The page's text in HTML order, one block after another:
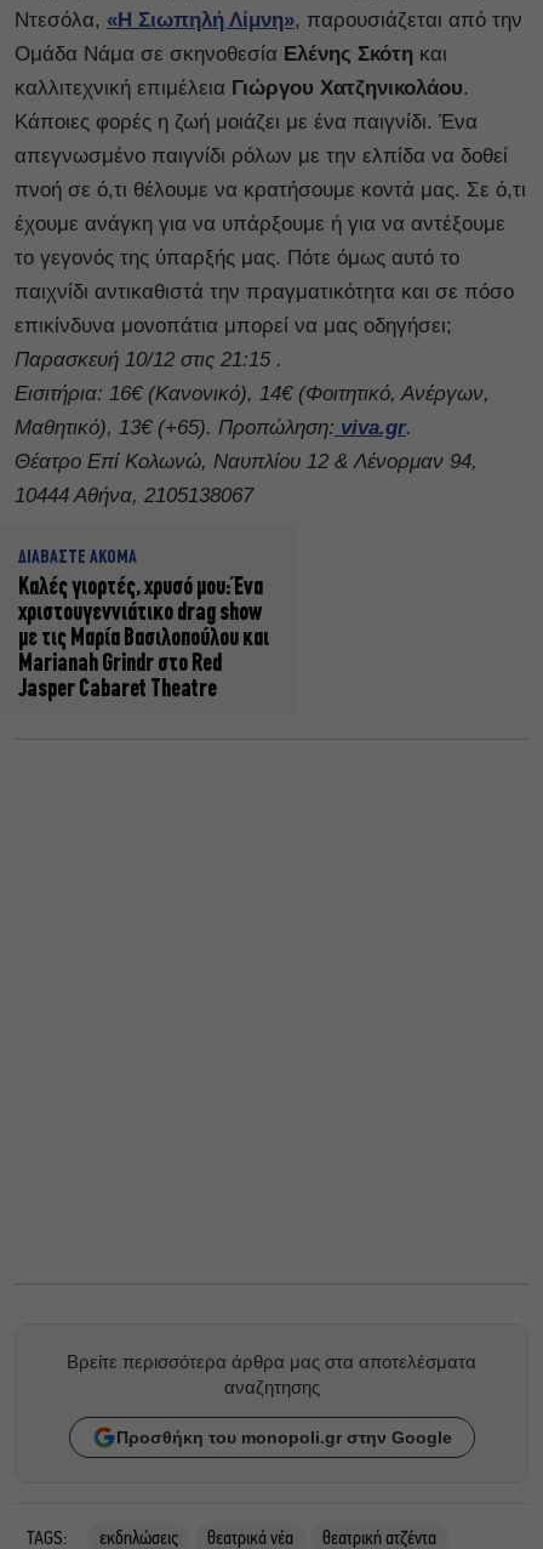
Ντεσόλα, «Η Σιωπηλή Λίμνη», παρουσιάζεται από την
Ομάδα Νάμα σε σκηνοθεσία Ελένης Σκότη και
καλλιτεχνική επιμέλεια Γιώργου Χατζηνικολάου.
Κάποιες φορές η ζωή μοιάζει με ένα παιγνίδι. Ένα
απεγνωσμένο παιγνίδι ρόλων με την ελπίδα να δοθεί
πνοή σε ό,τι θέλουμε να κρατήσουμε κοντά μας. Σε ό,τι
έχουμε ανάγκη για να υπάρξουμε ή για να αντέξουμε
το γεγονός της ύπαρξής μας. Πότε όμως αυτό το
παιχνίδι αντικαθιστά την πραγματικότητα και σε πόσο
επικίνδυνα μονοπάτια μπορεί να μας οδηγήσει;
Παρασκευή 10/12 στις 21:15 .
Εισιτήρια: 16€ (Κανονικό), 14€ (Φοιτητικό, Ανέργων,
Μαθητικό), 13€ (+65). Προπώληση: viva.gr.
Θέατρο Επί Κολωνώ, Ναυπλίου 12 & Λένορμαν 94,
10444 Αθήνα, 2105138067
ΔΙΑΒΑΣΤΕ ΑΚΟΜΑ
Καλές γιορτές, χρυσό μου: Ένα
χριστουγεννιάτικο drag show
με τις Μαρία Βασιλοπούλου και
Marianah Grindr στο Red
Jasper Cabaret Theatre
Βρείτε περισσότερα άρθρα μας στα αποτελέσματα
αναζητησης
Προσθήκη του monopoli.gr στην Google
TAGS: εκδηλώσεις θεατρικά νέα θεατρική ατζέντα